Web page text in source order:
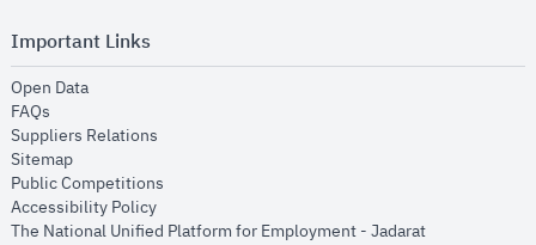
Important Links
Open Dataopens in new window
FAQs
Suppliers Relations
Sitemapopens in new window
Public Competitions
Accessibility Policyopens in new window
The National Unified Platform for Employment - Jadaratopens in new